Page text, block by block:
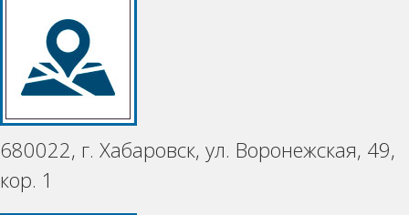
680022, г. Хабаровск, ул. Воронежская, 49,
кор. 1